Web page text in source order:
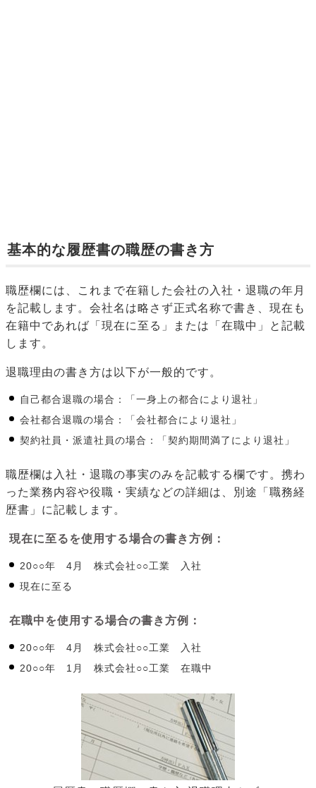
基本的な履歴書の職歴の書き方
職歴欄には、これまで在籍した会社の入社・退職の年月
を記載します。会社名は略さず正式名称で書き、現在も
在籍中であれば「現在に至る」または「在職中」と記載
します。
退職理由の書き方は以下が一般的です。
自己都合退職の場合：「一身上の都合により退社」
会社都合退職の場合：「会社都合により退社」
契約社員・派遣社員の場合：「契約期間満了により退社」
職歴欄は入社・退職の事実のみを記載する欄です。携わ
った業務内容や役職・実績などの詳細は、別途「職務経
歴書」に記載します。
現在に至るを使用する場合の書き方例：
20○○年 4月 株式会社○○工業 入社
現在に至る
在職中を使用する場合の書き方例：
20○○年 4月 株式会社○○工業 入社
20○○年 1月 株式会社○○工業 在職中